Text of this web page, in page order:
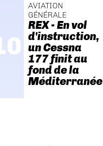
AVIATION
GÉNÉRALE
REX - En vol
d'instruction,
un Cessna
177 finit au
fond de la
Méditerranée